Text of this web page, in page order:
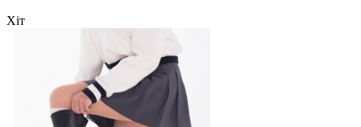
Хіт